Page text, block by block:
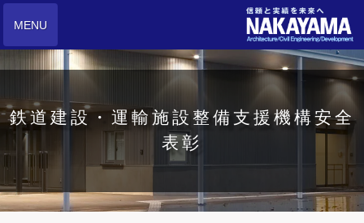
MENU
鉄道建設・運輸施設整備支援機構安全
表彰